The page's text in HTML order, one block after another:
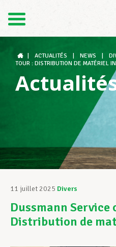
Le LCGB
Structures
Assistance au
Vos droits
ACTUALITÉS NEWS
TOUR : DISTRIBUTION DE MATÉRIEL
11 juillet 2025 Divers
Dussmann Service
Distribution de